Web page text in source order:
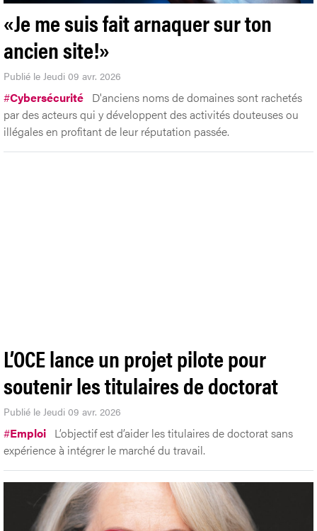
«Je me suis fait arnaquer sur ton
ancien site!»
Publié le Jeudi 09 avr. 2026
#Cybersécurité D'anciens noms de domaines sont rachetés
par des acteurs qui y développent des activités douteuses ou
illégales en profitant de leur réputation passée.
L’OCE lance un projet pilote pour
soutenir les titulaires de doctorat
Publié le Jeudi 09 avr. 2026
#Emploi L’objectif est d’aider les titulaires de doctorat sans
expérience à intégrer le marché du travail.